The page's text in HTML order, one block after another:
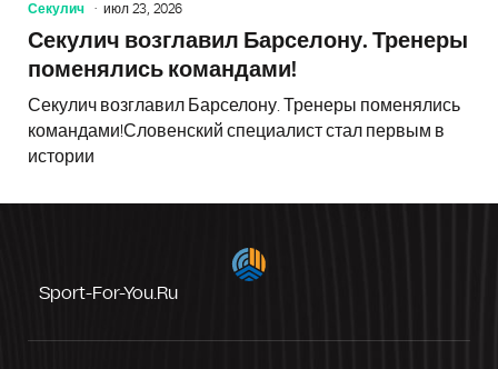
Секулич июл 23, 2026
Секулич возглавил Барселону. Тренеры
поменялись командами!
Секулич возглавил Барселону. Тренеры поменялись
командами!Словенский специалист стал первым в
истории
Sport-For-You.ru